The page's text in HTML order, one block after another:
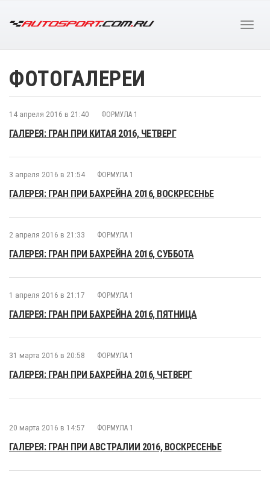
ФОТОГАЛЕРЕИ
14 апреля 2016 в 21:40 ФОРМУЛА 1
ГАЛЕРЕЯ: ГРАН ПРИ КИТАЯ 2016, ЧЕТВЕРГ
3 апреля 2016 в 21:54 ФОРМУЛА 1
ГАЛЕРЕЯ: ГРАН ПРИ БАХРЕЙНА 2016, ВОСКРЕСЕНЬЕ
2 апреля 2016 в 21:33 ФОРМУЛА 1
ГАЛЕРЕЯ: ГРАН ПРИ БАХРЕЙНА 2016, СУББОТА
1 апреля 2016 в 21:17 ФОРМУЛА 1
ГАЛЕРЕЯ: ГРАН ПРИ БАХРЕЙНА 2016, ПЯТНИЦА
31 марта 2016 в 20:58 ФОРМУЛА 1
ГАЛЕРЕЯ: ГРАН ПРИ БАХРЕЙНА 2016, ЧЕТВЕРГ
20 марта 2016 в 14:57 ФОРМУЛА 1
ГАЛЕРЕЯ: ГРАН ПРИ АВСТРАЛИИ 2016, ВОСКРЕСЕНЬЕ